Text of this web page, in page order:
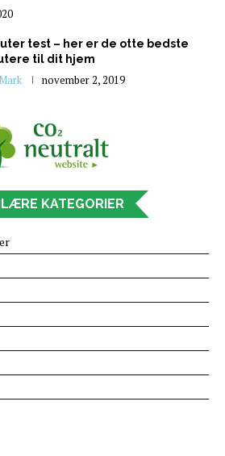
test – her er de otte bedste
til dit hjem
Mark november 2, 2019
KATEGORIER